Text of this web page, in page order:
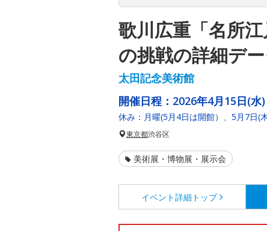
歌川広重「名所
の挑戦の詳細デ
太田記念美術館
開催日程： 2026年4月15日(水
休み：月曜(5月4日は開館）、5月7日(
東京都渋谷区
美術展・博物展・展示会
イベント詳細 トップ